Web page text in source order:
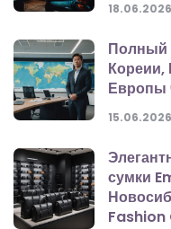
18.06.2026
Полный
Европы
15.06.2026
сумки